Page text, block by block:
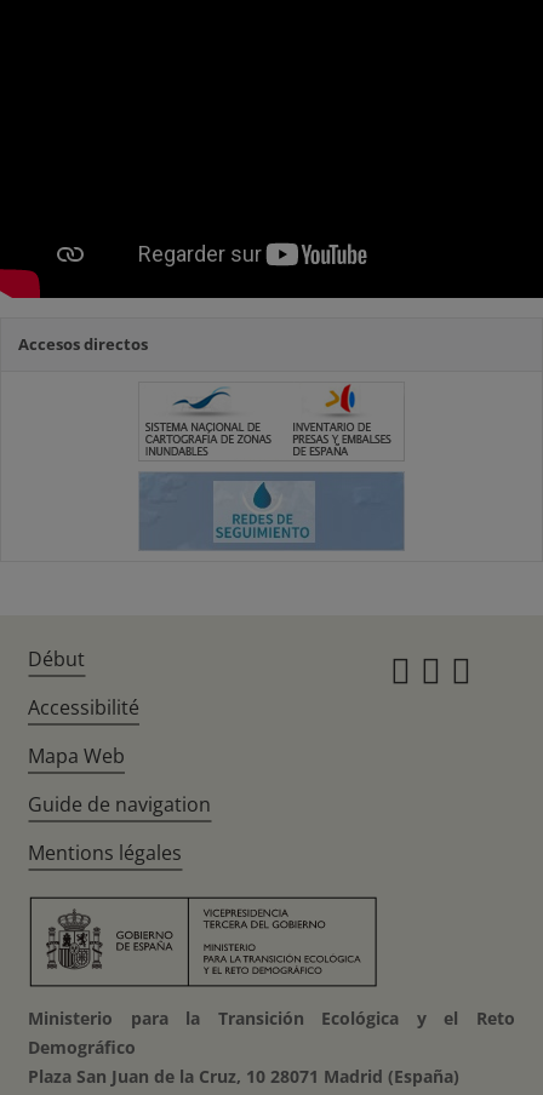
Accesos directos
Début
Accessibilité
Mapa Web
Guide de navigation
Mentions légales
Ministerio para la Transición Ecológica y el Reto
Demográfico
Plaza San Juan de la Cruz, 10 28071 Madrid (España)